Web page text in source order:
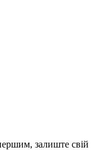
залиште свій